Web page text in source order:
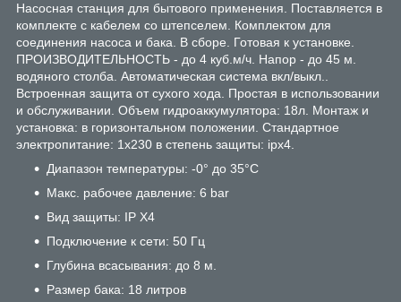
Насосная станция для бытового применения. Поставляется в
комплекте с кабелем со штепселем. Комплектом для
соединения насоса и бака. В сборе. Готовая к установке.
ПРОИЗВОДИТЕЛЬНОСТЬ - до 4 куб.м/ч. Напор - до 45 м.
водяного столба. Автоматическая система вкл/выкл..
Встроенная защита от сухого хода. Простая в использовании
и обслуживании. Объем гидроаккумулятора: 18л. Монтаж и
установка: в горизонтальном положении. Стандартное
электропитание: 1х230 в степень защиты: ipx4.
Диапазон температуры: -0° до 35°C
Макс. рабочее давление: 6 bar
Вид защиты: IP X4
Подключение к сети: 50 Гц
Глубина всасывания: до 8 м.
Размер бака: 18 литров